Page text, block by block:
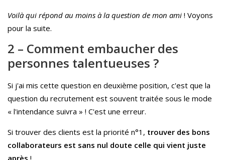
Voilà qui répond au moins à la question de mon ami ! Voyons
pour la suite.
2 – Comment embaucher des
personnes talentueuses ?
Si j'ai mis cette question en deuxième position, c'est que la
question du recrutement est souvent traitée sous le mode
« l'intendance suivra » ! C'est une erreur.
Si trouver des clients est la priorité n°1, trouver des bons
collaborateurs est sans nul doute celle qui vient juste
après !